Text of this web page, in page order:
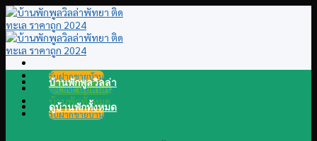
Skip
to
content
รับฝากขายบ้าน
@LINE แอดไลน์
บ้านพักทั้งหมด
รับฝากขายบ้าน
บ้านพักพูลวิลล่า
ดูบ้านพักทั้งหมด